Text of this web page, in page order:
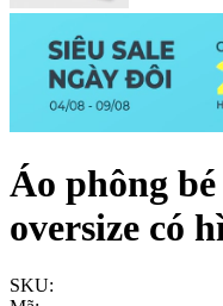
Áo phông
oversize có
SKU: